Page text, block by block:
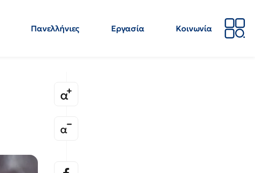
Πανελλήνιες Εργασία
Κοινωνία